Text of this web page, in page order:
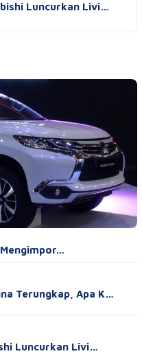
Luncurkan Livi…
Terungkap, Apa K…
Luncurkan Livi…